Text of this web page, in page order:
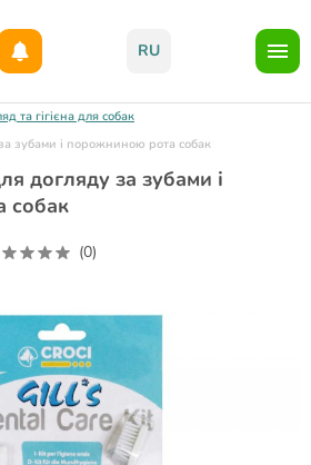
RU
та гігієна для собак
зубами і порожниною рота собак
догляду за зубами і
собак
(0)